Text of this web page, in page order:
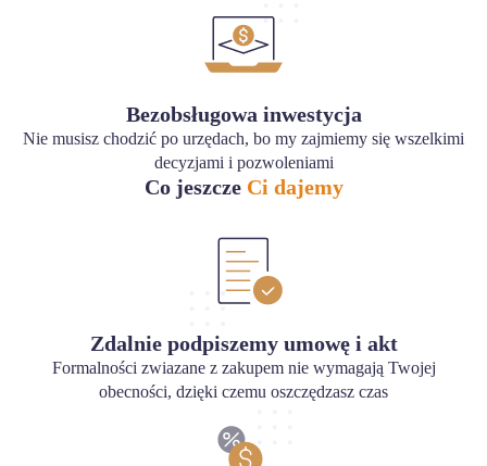
Bezobsługowa inwestycja
Nie musisz chodzić po urzędach, bo my zajmiemy się wszelkimi
decyzjami i pozwoleniami
Co jeszcze Ci dajemy
Zdalnie podpiszemy umowę i akt
Formalności zwiazane z zakupem nie wymagają Twojej
obecności, dzięki czemu oszczędzasz czas